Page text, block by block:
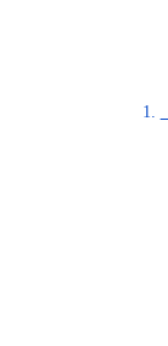
1.